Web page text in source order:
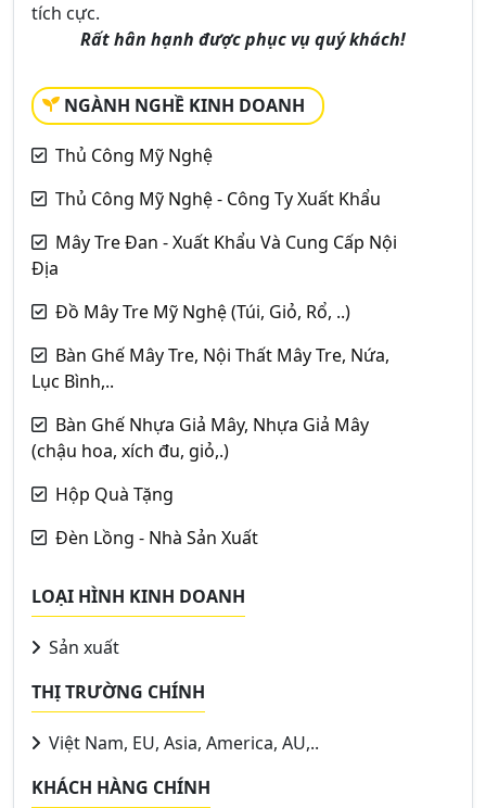
tích cực.
Rất hân hạnh được phục vụ quý khách!
NGÀNH NGHỀ KINH DOANH
Thủ Công Mỹ Nghệ
Thủ Công Mỹ Nghệ - Công Ty Xuất Khẩu
Mây Tre Đan - Xuất Khẩu Và Cung Cấp Nội
Địa
Đồ Mây Tre Mỹ Nghệ (Túi, Giỏ, Rổ, ..)
Bàn Ghế Mây Tre, Nội Thất Mây Tre, Nứa,
Lục Bình,..
Bàn Ghế Nhựa Giả Mây, Nhựa Giả Mây
(chậu hoa, xích đu, giỏ,.)
Hộp Quà Tặng
Đèn Lồng - Nhà Sản Xuất
LOẠI HÌNH KINH DOANH
Sản xuất
THỊ TRƯỜNG CHÍNH
Việt Nam, EU, Asia, America, AU,..
KHÁCH HÀNG CHÍNH